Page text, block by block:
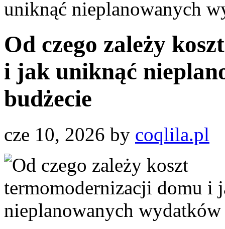
uniknąć nieplanowanych
Od czego zależy
i jak uniknąć
budżecie
cze 10, 2026 by coqlila.pl